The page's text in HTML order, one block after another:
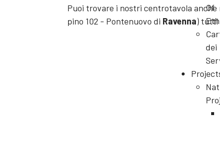
Of
dei
Puoi trovare i nostri centrotavola
pino 102 - Pontenuovo di Ravenna) tutti